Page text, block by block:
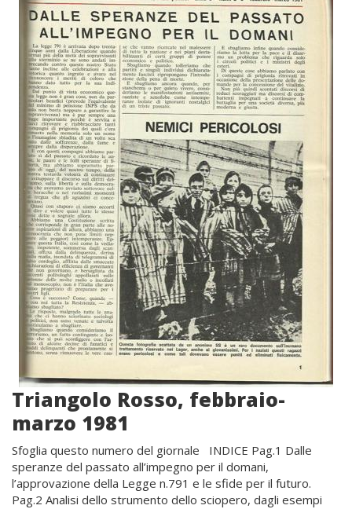
Triangolo Rosso, febbraio-
marzo 1981
Sfoglia questo numero del giornale INDICE Pag.1 Dalle
speranze del passato all’impegno per il domani,
l’approvazione della Legge n.791 e le sfide per il futuro.
Pag.2 Analisi dello strumento dello sciopero, dagli esempi